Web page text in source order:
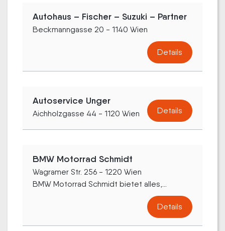
Autohaus – Fischer – Suzuki – Partner
Beckmanngasse 20 - 1140 Wien
Details
Autoservice Unger
Aichholzgasse 44 - 1120 Wien Details
BMW Motorrad Schmidt
Wagramer Str. 256 - 1220 Wien
BMW Motorrad Schmidt bietet alles,...
Details